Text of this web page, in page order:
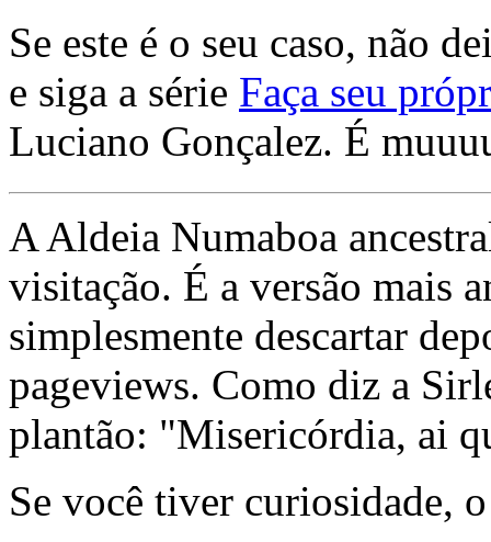
Se este é o seu caso, não
e siga a série Faça seu
Luciano Gonçalez. É
A Aldeia Numaboa
visitação. É a versão mais
simplesmente descartar
pageviews. Como diz a
plantão: "Misericórdia, ai
Se você tiver curiosidade,